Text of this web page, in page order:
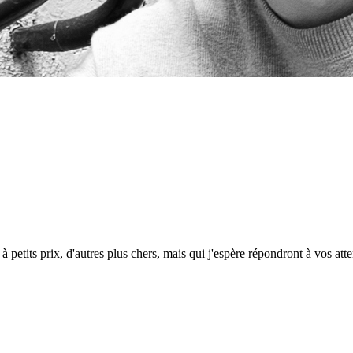
petits prix, d'autres plus chers, mais qui j'espère répondront à vos